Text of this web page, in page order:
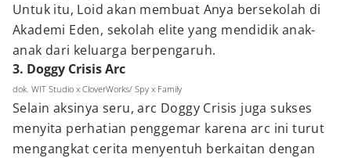
Untuk itu, Loid akan membuat Anya bersekolah di
Akademi Eden, sekolah elite yang mendidik anak-
anak dari keluarga berpengaruh.
3. Doggy Crisis Arc
dok. WIT Studio x CloverWorks/ Spy x Family
Selain aksinya seru, arc Doggy Crisis juga sukses
menyita perhatian penggemar karena arc ini turut
mengangkat cerita menyentuh berkaitan dengan